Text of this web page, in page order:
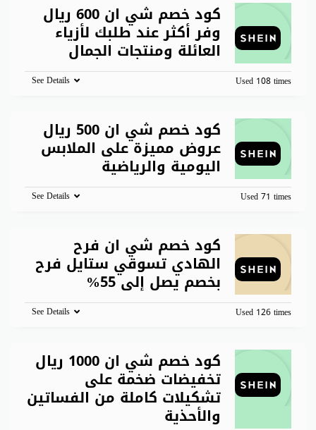
كود خصم شي ان 600 ريال
وفر أكثر عند طلبك لأزياء
العائلة ومنتجات الجمال
Used 108 times
See Details
كود خصم شي ان 500 ريال
عروض مميزة على الملابس
اليومية والرياضية
Used 71 times
See Details
كود خصم شي ان فرح
الهادي تسوقي ستايل فرح
بخصم يصل إلى 55%
Used 126 times
See Details
كود خصم شي ان 1000 ريال
تخفيضات ضخمة على
تشكيلات كاملة من الفساتين
والأحذية